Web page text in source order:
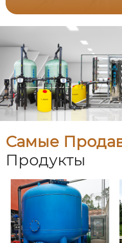
Самые
Продукты